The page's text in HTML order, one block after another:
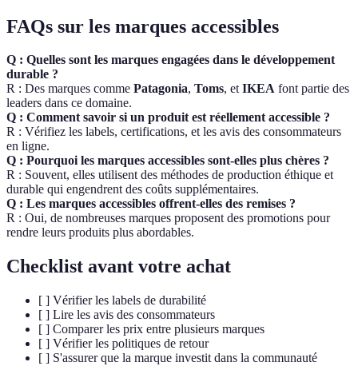
FAQs sur les marques accessibles
Q : Quelles sont les marques engagées dans le développement
durable ?
R : Des marques comme Patagonia, Toms, etIKEA font partie des
leaders dans ce domaine.
Q : Comment savoir si un produit est réellement accessible ?
R : Vérifiez les labels, certifications, et les avis des consommateurs
en ligne.
Q : Pourquoi les marques accessibles sont-elles plus chères ?
R : Souvent, elles utilisent des méthodes de production éthique et
durable qui engendrent des coûts supplémentaires.
Q : Les marques accessibles offrent-elles des remises ?
R : Oui, de nombreuses marques proposent des promotions pour
rendre leurs produits plus abordables.
Checklist avant votre achat
[ ] Vérifier les labels de durabilité
[ ] Lire les avis des consommateurs
[ ] Comparer les prix entre plusieurs marques
[ ] Vérifier les politiques de retour
[ ] S'assurer que la marque investit dans la communauté